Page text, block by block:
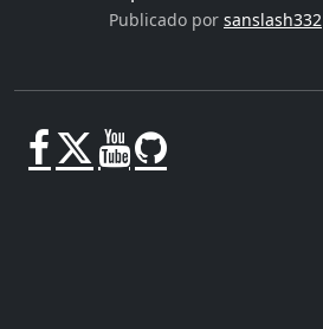
Publicado por sanslash332